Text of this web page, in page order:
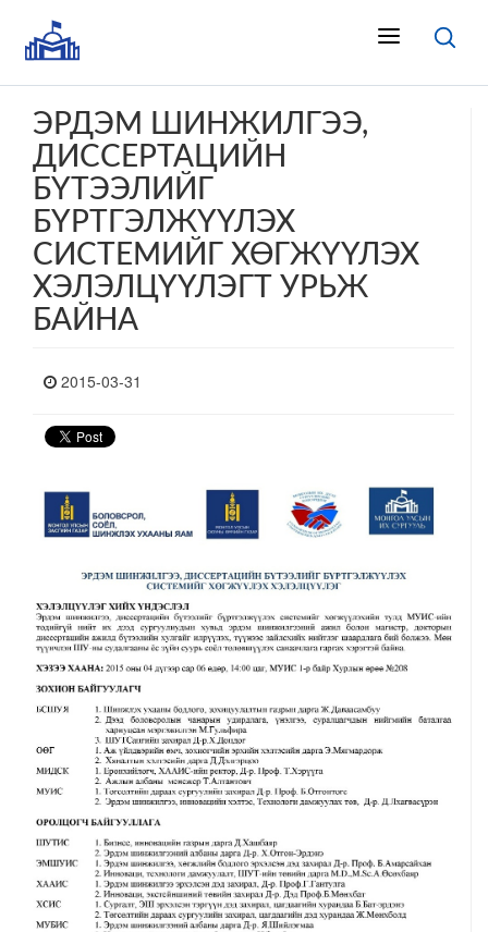
ЭРДЭМ ШИНЖИЛГЭЭ,
ДИССЕРТАЦИЙН
БҮТЭЭЛИЙГ
БҮРТГЭЛЖҮҮЛЭХ
СИСТЕМИЙГ ХӨГЖҮҮЛЭХ
ХЭЛЭЛЦҮҮЛЭГТ УРЬЖ
БАЙНА
2015-03-31